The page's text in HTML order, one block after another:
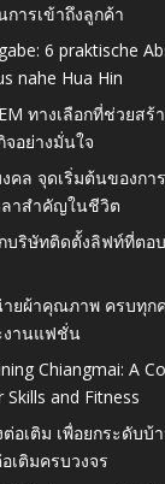
การเข้าถึงลูกค้า
6 praktische
nahe Hua Hin
ทางเลือกที่ช่วยสร้
อย่างมั่นใจ
คล จุดเริ่มต้นของกา
ลาสำคัญในชีวิต
บริษัทติดตั้งลิฟท์ที่ตอ
ายผ้าคุณภาพ ครบทุก
งานแฟชั่น
Chiangmai: A
and Fitness
อเติม เพื่อยกระดับบ้
เติมครบวงจร